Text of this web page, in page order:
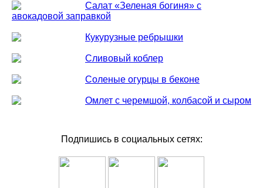
Салат «Зеленая богиня» с
авокадовой заправкой
Кукурузные ребрышки
Сливовый коблер
Соленые огурцы в беконе
Омлет с черемшой, колбасой и сыром
Подпишись в социальных сетях: